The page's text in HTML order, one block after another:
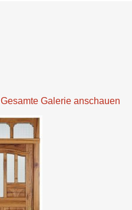
Gesamte Galerie anschauen